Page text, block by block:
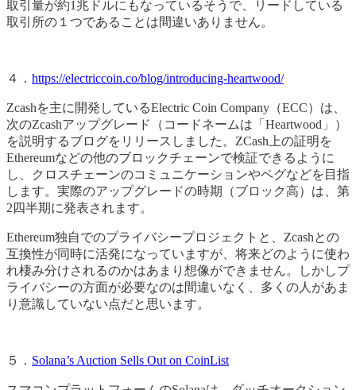
取引量が約1兆ドルにもなっているそうで、リードしている
取引所の１つであることは間違いありません。
４． https://electriccoin.co/blog/introducing-heartwood/
Zcashを主に開発しているElectric Coin Company（ECC）は、
次のZcashアップグレード（コードネームは「Heartwood」）
を説明するブログをリリースしました。ZCash上の証明を
Ethereumなどの他のブロックチェーンで検証できるように
し、クロスチェーンのコミュニケーションやペグなどを目指
します。実際のアップグレードの時期（ブロック高）は、第
2四半期に発表されます。
Ethereum独自でのプライバシープロジェクトと、Zcashとの
互換性が同時に活発になっていますが、将来どのように使わ
れ棲み分けされるのかはあまり想像ができません。しかしプ
ライバシーの方面が必要なのは間違いなく、多くの人があま
り意識していない点だと思います。
５． Solana’s Auction Sells Out on CoinList